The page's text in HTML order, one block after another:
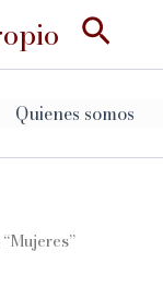
Buscar
Quienes somos